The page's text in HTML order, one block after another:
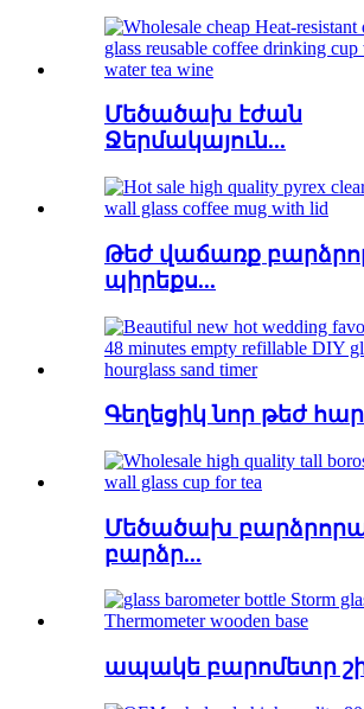
Մեծածախ էժան
Ջերմակայուն...
Թեժ վաճառք
պիրեքս...
Գեղեցիկ նոր թեժ
Մեծածախ
բարձր...
ապակե բարոմետր